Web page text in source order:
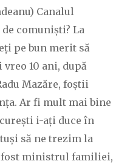
Canalul
comuniști? La
pe bun merit să
10 ani, după
Mazăre, foștii
Ar fi mult mai bine
i-ați duce în
să ne trezim la
fost ministrul familiei,